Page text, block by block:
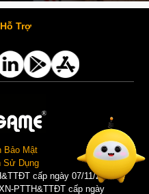
Cùng thưởng thức những hình ảnh cosplay Xiangling trong Genshin Impact siêu dễ thương của người dùng Weibo "阿包也是兔娘"
Hỗ Trợ
Bảo Mật
Sử Dụng
cấp ngày 07/11/2025 |
PTTH&TTĐT cấp ngày